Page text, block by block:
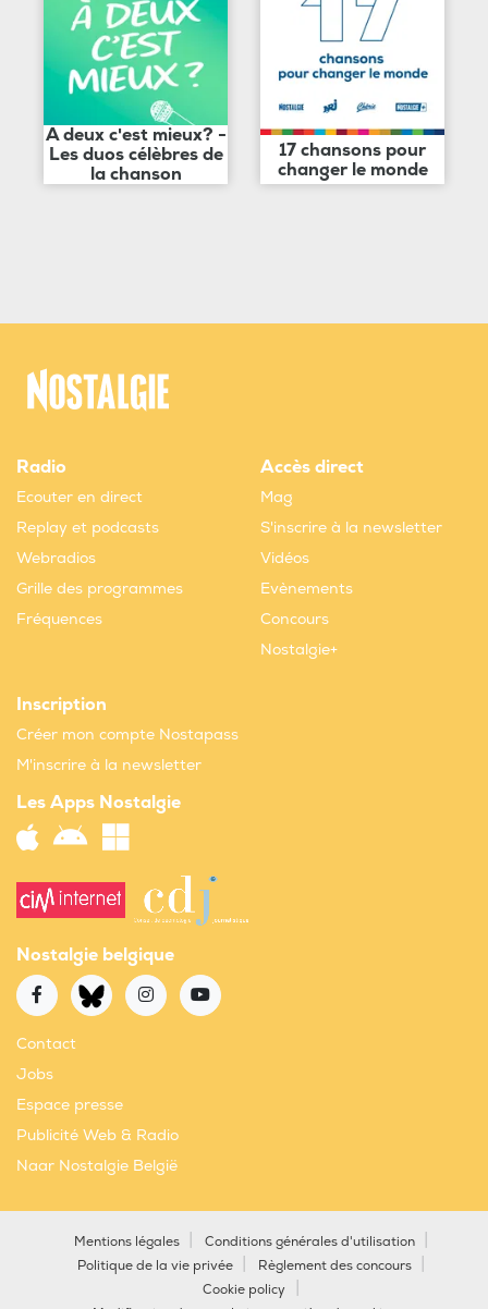
A deux c'est mieux? -
Les duos célèbres de
la chanson
17 chansons pour
changer le monde
Radio
Ecouter en direct
Replay et podcasts
Webradios
Grille des programmes
Fréquences
Accès direct
Mag
S'inscrire à la newsletter
Vidéos
Evènements
Concours
Nostalgie+
Inscription
Créer mon compte Nostapass
M'inscrire à la newsletter
Les Apps Nostalgie
Nostalgie belgique
Contact
Jobs
Espace presse
Publicité Web & Radio
Naar Nostalgie België
Mentions légales
Conditions générales d'utilisation
Politique de la vie privée
Règlement des concours
Cookie policy